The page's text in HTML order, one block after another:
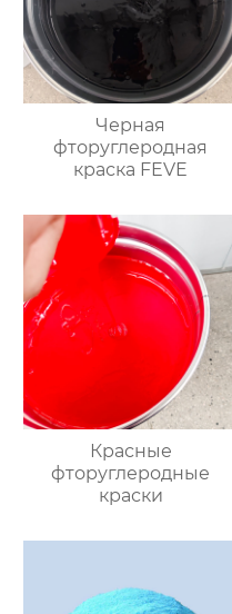
Черная
фторуглеродная
краска FEVE
Красные
фторуглеродные
краски